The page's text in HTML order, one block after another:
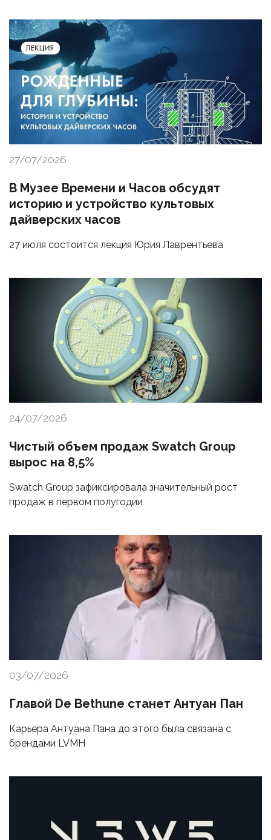
27/07/2026
В Музее Времени и Часов обсудят
историю и устройство культовых
дайверских часов
27 июля состоится лекция Юрия Лаврентьева
24/07/2026
Чистый объем продаж Swatch Group
вырос на 8,5%
Swatch Group зафиксировала значительный рост
продаж в первом полугодии
03/07/2026
Главой De Bethune станет Антуан Пан
Карьера Антуана Пана до этого была связана с
брендами LVMH